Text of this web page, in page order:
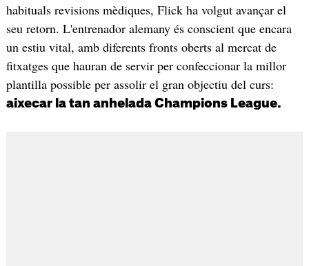
habituals revisions mèdiques, Flick ha volgut avançar el
seu retorn. L'entrenador alemany és conscient que encara
un estiu vital, amb diferents fronts oberts al mercat de
fitxatges que hauran de servir per confeccionar la millor
plantilla possible per assolir el gran objectiu del curs:
aixecar la tan anhelada Champions League.